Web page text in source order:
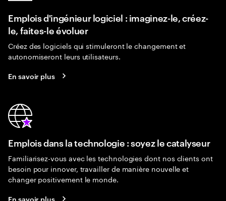
Emplois d'ingénieur logiciel : imaginez-le, créez-
le, faites-le évoluer
Créez des logiciels qui stimuleront le changement et
autonomiseront leurs utilisateurs.
En savoir plus
Emplois dans la technologie : soyez le catalyseur
Familiarisez-vous avec les technologies dont nos clients ont
besoin pour innover, travailler de manière nouvelle et
changer positivement le monde.
En savoir plus